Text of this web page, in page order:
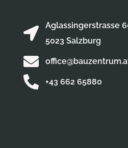
Aglassingerstrasse
5023 Salzburg
+43 662 65880